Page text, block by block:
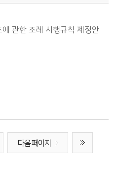
관한 조례 시행규칙 제정안
다음 페이지